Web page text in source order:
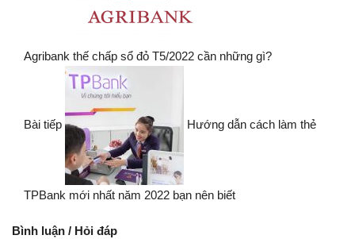
Agribank thế chấp sổ đỏ T5/2022 cần những gì?
Bài tiếp Hướng dẫn cách làm thẻ
TPBank mới nhất năm 2022 bạn nên biết
Bình luận / Hỏi đáp